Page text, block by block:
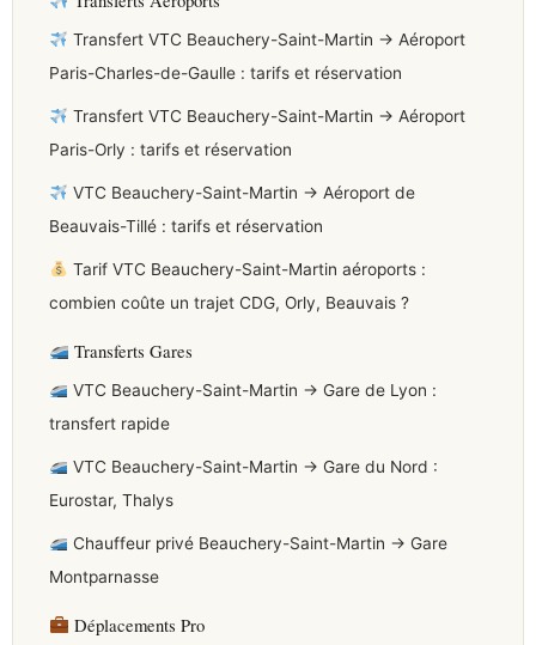
Transfert VTC Beauchery-Saint-Martin → Aéroport
Paris-Charles-de-Gaulle : tarifs et réservation
Transfert VTC Beauchery-Saint-Martin → Aéroport
Paris-Orly : tarifs et réservation
VTC Beauchery-Saint-Martin → Aéroport de
Beauvais-Tillé : tarifs et réservation
Tarif VTC Beauchery-Saint-Martin aéroports :
combien coûte un trajet CDG, Orly, Beauvais ?
Transferts Gares
VTC Beauchery-Saint-Martin → Gare de Lyon :
transfert rapide
VTC Beauchery-Saint-Martin → Gare du Nord :
Eurostar, Thalys
Chauffeur privé Beauchery-Saint-Martin → Gare
Montparnasse
Déplacements Pro